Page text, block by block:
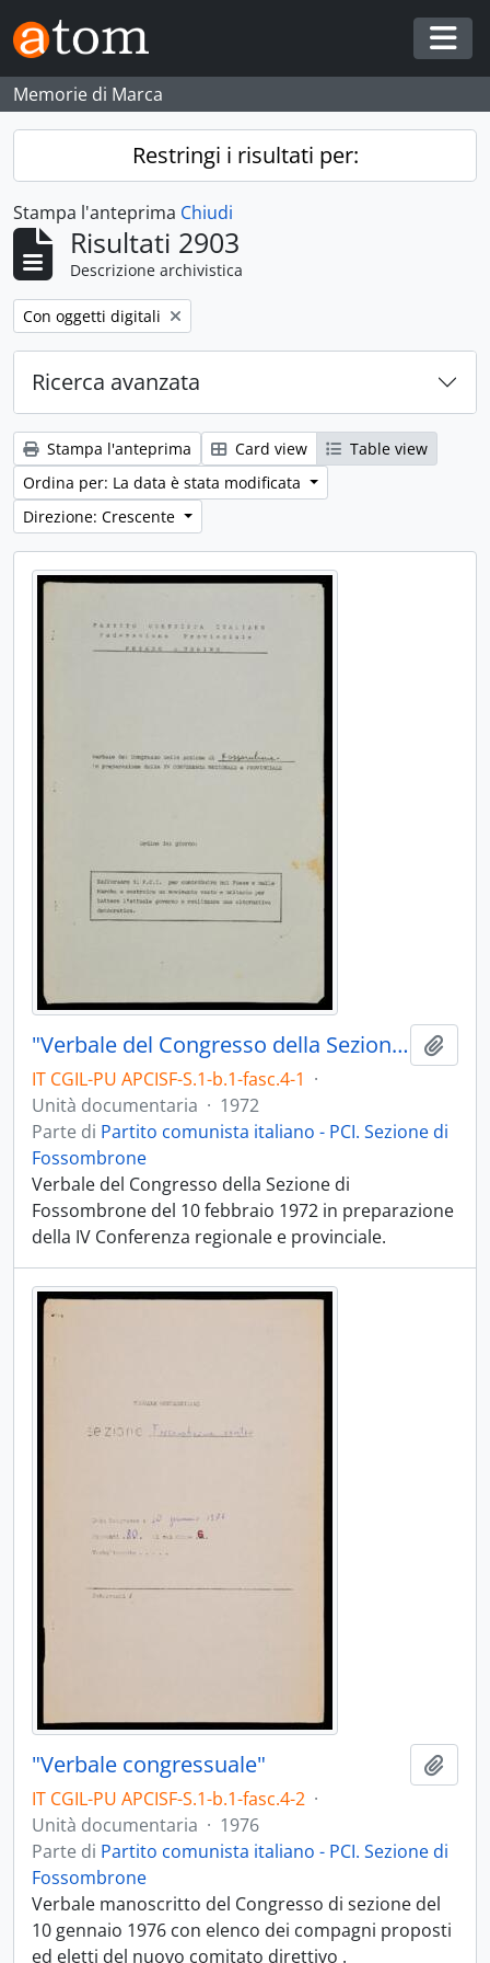
Skip to main content
Memorie di Marca
Restringi i risultati per:
Stampa l'anteprima Chiudi
Risultati 2903
Descrizione archivistica
Remove filter:
Con oggetti digitali
Ricerca avanzata
Stampa l'anteprima Card view
Table view
Ordina per: La data è stata modificata
Direzione: Crescente
"Verbale del Congresso della Sezione di Fossombrone"
IT CGIL-PU APCISF-S.1-b.1-fasc.4-1 ·
Unità documentaria · 1972
Parte di Partito comunista italiano - PCI. Sezione di
Fossombrone
Verbale del Congresso della Sezione di
Fossombrone del 10 febbraio 1972 in preparazione
della IV Conferenza regionale e provinciale.
"Verbale congressuale"
IT CGIL-PU APCISF-S.1-b.1-fasc.4-2 ·
Unità documentaria · 1976
Parte di Partito comunista italiano - PCI. Sezione di
Fossombrone
Verbale manoscritto del Congresso di sezione del
10 gennaio 1976 con elenco dei compagni proposti
ed eletti del nuovo comitato direttivo .